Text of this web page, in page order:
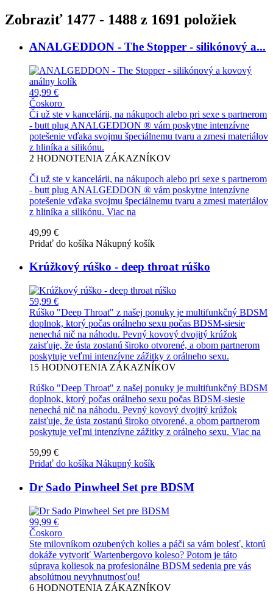
Zobraziť 1477 - 1488 z 1691 položiek
ANALGEDDON - The Stopper - silikónový a...
49,99 €
Čoskoro
Či už ste v kancelárii, na nákupoch alebo pri sexe s partnerom
- butt plug ANALGEDDON ® vám poskytne intenzívne
potešenie vďaka svojmu špeciálnemu tvaru a zmesi materiálov
z hliníka a silikónu.
2 HODNOTENIA ZÁKAZNÍKOV
Či už ste v kancelárii, na nákupoch alebo pri sexe s partnerom
- butt plug ANALGEDDON ® vám poskytne intenzívne
potešenie vďaka svojmu špeciálnemu tvaru a zmesi materiálov
z hliníka a silikónu. Viac na
49,99 €
Pridať do košíka Nákupný košík
Krúžkový rúško - deep throat rúško
59,99 €
Rúško "Deep Throat" z našej ponuky je multifunkčný BDSM
doplnok, ktorý počas orálneho sexu počas BDSM-siesie
nenechá nič na náhodu. Pevný kovový dvojitý krúžok
zaisťuje, že ústa zostanú široko otvorené, a obom partnerom
poskytuje veľmi intenzívne zážitky z orálneho sexu.
15 HODNOTENIA ZÁKAZNÍKOV
Rúško "Deep Throat" z našej ponuky je multifunkčný BDSM
doplnok, ktorý počas orálneho sexu počas BDSM-siesie
nenechá nič na náhodu. Pevný kovový dvojitý krúžok
zaisťuje, že ústa zostanú široko otvorené, a obom partnerom
poskytuje veľmi intenzívne zážitky z orálneho sexu. Viac na
59,99 €
Pridať do košíka Nákupný košík
Dr Sado Pinwheel Set pre BDSM
99,99 €
Čoskoro
Ste milovníkom ozubených kolies a páči sa vám bolesť, ktorú
dokáže vytvoriť Wartenbergovo koleso? Potom je táto
súprava koliesok na profesionálne BDSM sedenia pre vás
absolútnou nevyhnutnosťou!
6 HODNOTENIA ZÁKAZNÍKOV